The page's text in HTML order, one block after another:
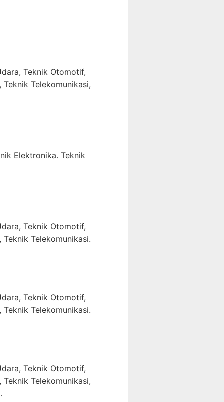
Teknik Otomotif,
Telekomunikasi,
Elektronika. Teknik
Teknik Otomotif,
Telekomunikasi.
Teknik Otomotif,
Telekomunikasi.
Teknik Otomotif,
Telekomunikasi,